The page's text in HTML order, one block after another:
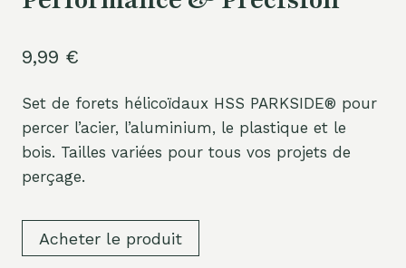
9,99 €
Set de forets hélicoïdaux HSS PARKSIDE® pour
percer l’acier, l’aluminium, le plastique et le
bois. Tailles variées pour tous vos projets de
perçage.
Acheter le produit